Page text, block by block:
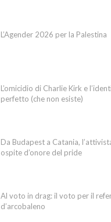
L’Agender 2026 per la Palestina
L’omicidio di Charlie Kirk e
perfetto (che non esiste)
Da Budapest a Catania,
ospite d’onore del pride
Al voto in drag: il voto per il
d’arcobaleno